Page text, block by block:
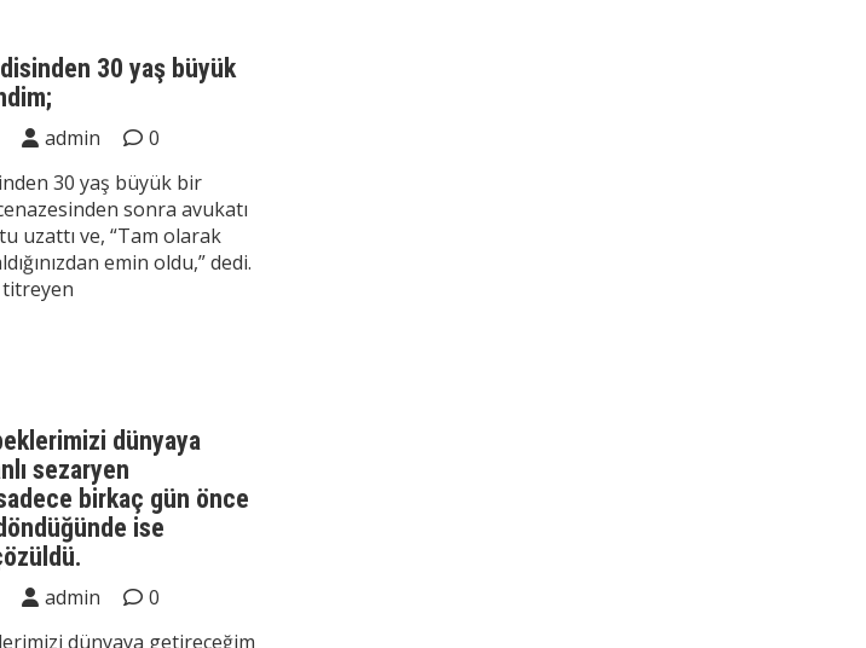
30 yaş büyük
admin
0
30 yaş büyük bir
sonra avukatı
uzattı ve, “Tam olarak
emin oldu,” dedi.
titreyen
dünyaya
sezaryen
birkaç gün önce
ise
admin
0
dünyaya getireceğim